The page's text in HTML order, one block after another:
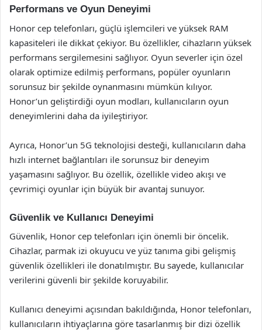
Performans ve Oyun Deneyimi
Honor cep telefonları, güçlü işlemcileri ve yüksek RAM
kapasiteleri ile dikkat çekiyor. Bu özellikler, cihazların yüksek
performans sergilemesini sağlıyor. Oyun severler için özel
olarak optimize edilmiş performans, popüler oyunların
sorunsuz bir şekilde oynanmasını mümkün kılıyor.
Honor’un geliştirdiği oyun modları, kullanıcıların oyun
deneyimlerini daha da iyileştiriyor.
Ayrıca, Honor’un 5G teknolojisi desteği, kullanıcıların daha
hızlı internet bağlantıları ile sorunsuz bir deneyim
yaşamasını sağlıyor. Bu özellik, özellikle video akışı ve
çevrimiçi oyunlar için büyük bir avantaj sunuyor.
Güvenlik ve Kullanıcı Deneyimi
Güvenlik, Honor cep telefonları için önemli bir öncelik.
Cihazlar, parmak izi okuyucu ve yüz tanıma gibi gelişmiş
güvenlik özellikleri ile donatılmıştır. Bu sayede, kullanıcılar
verilerini güvenli bir şekilde koruyabilir.
Kullanıcı deneyimi açısından bakıldığında, Honor telefonları,
kullanıcıların ihtiyaçlarına göre tasarlanmış bir dizi özellik